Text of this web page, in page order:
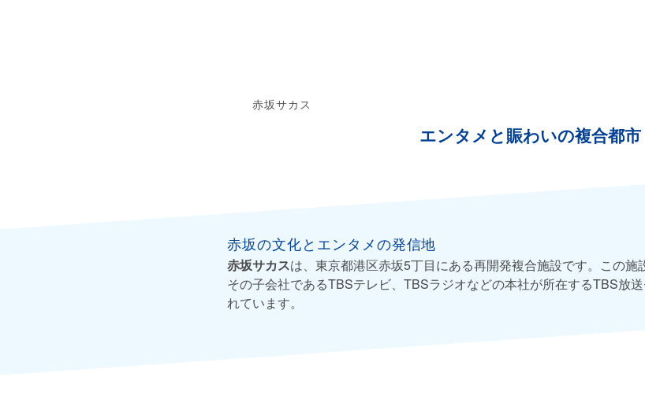
赤坂サカス
エンタメと賑わいの複合都市
赤坂の文化とエンタメの発信地
赤坂サカスは、東京都港区赤坂5丁目にある再開発複合施設です。この
その子会社であるTBSテレビ、TBSラジオなどの本社が所在するTBS放
れています。